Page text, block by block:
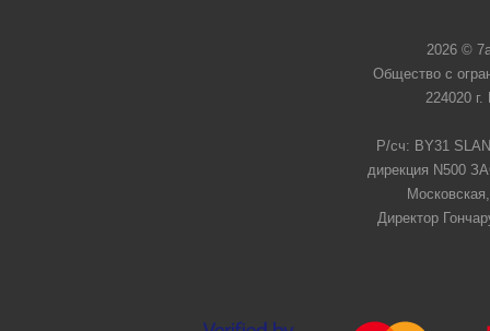
2026 ©
Общество с
224020
Р/сч: BY31
дирекция N500
Директор